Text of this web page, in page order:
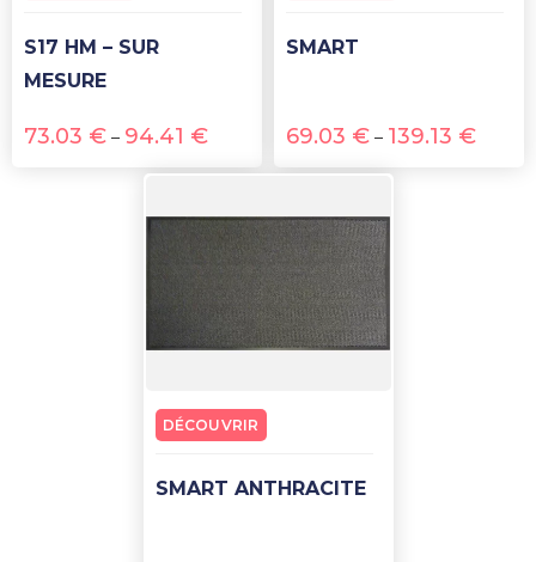
S17 HM – SUR
MESURE
73.03 € – 94.41 €
SMART
69.03 € – 139.13 €
SMART ANTHRACITE
DÉCOUVRIR